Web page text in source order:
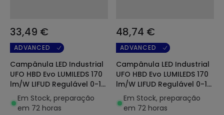
33,49 €
ADVANCED
Campânula LED Industrial
UFO HBD Evo LUMILEDS 170
lm/W LIFUD Regulável 0-10
Em Stock, preparação
em 72 horas
48,74 €
ADVANCED
Campânula LED Industrial
UFO HBD Evo LUMILEDS 170
lm/W LIFUD Regulável 0-10
Em Stock, preparação
em 72 horas